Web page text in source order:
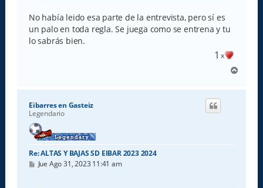
No había leido esa parte de la entrevista, pero sí es
un palo en toda regla. Se juega como se entrena y tu
lo sabrás bien.
1 x
r
Eibarres en Gasteiz
Legendario
Re: ALTAS Y BAJAS SD EIBAR 2023 2024
M
Jue Ago 31, 2023 11:41 am